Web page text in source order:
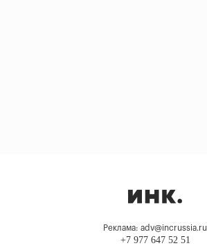
Реклама: adv@incrussia.ru
+7 977 647 52 51